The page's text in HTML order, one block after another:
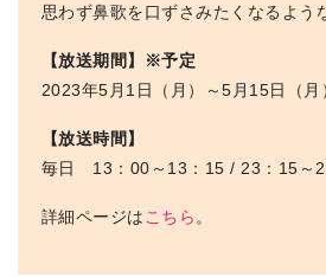
思わず鼻歌を口ずさみたくなるよう
【放送期間】※予定
2023年5月1日（月）～5月15日（月
【放送時間】
毎日 13：00～13：15 / 23：15～
詳細ページは こちら 。